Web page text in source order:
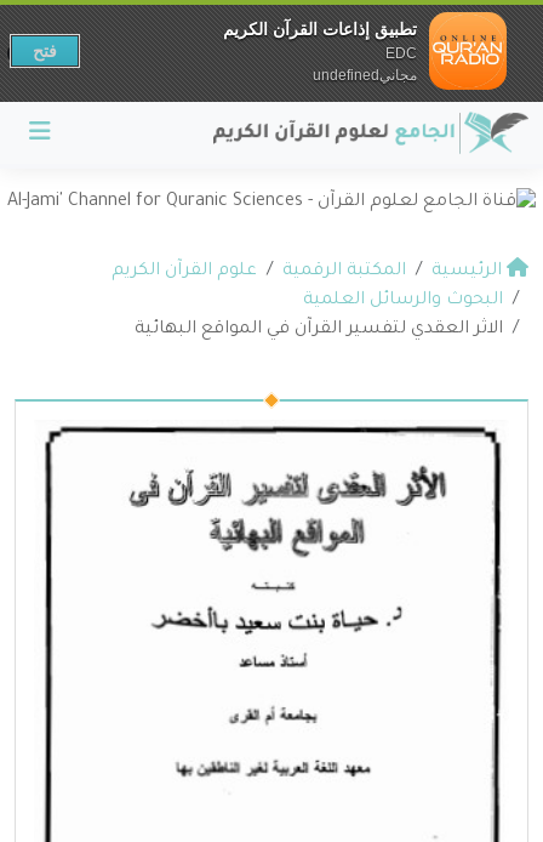
الرئيسية المكتبة الرقمية
علوم القرآن الكريم
البحوث والرسائل العلمية
الاثر العقدي لتفسير القرآن في المواقع البهائية
تطبيق إذاعات القرآن الكريم
EDC
مجانيundefined
فتح